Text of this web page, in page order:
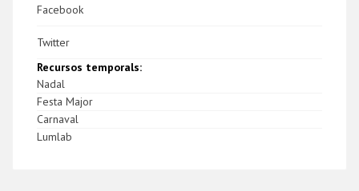
Facebook
Twitter
Recursos temporals:
Nadal
Festa Major
Carnaval
Lumlab